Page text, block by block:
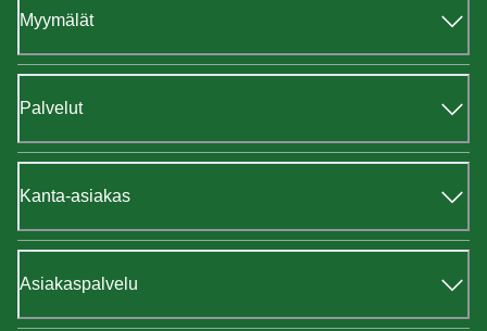
Myymälät
Palvelut
Kanta-asiakas
Asiakaspalvelu